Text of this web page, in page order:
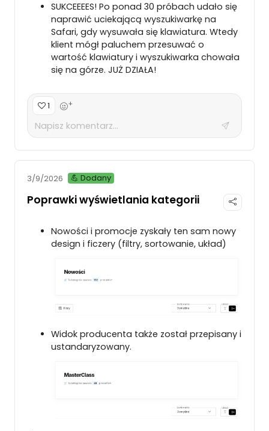
SUKCEEEES! Po ponad 30 próbach udało się
naprawić uciekającą wyszukiwarkę na
Safari, gdy wysuwała się klawiatura. Wtedy
klient mógł paluchem przesuwać o
wartość klawiatury i wyszukiwarka chowała
się na górze. JUŻ DZIAŁA!
1 +
3/9/2026 💪 Dodany
Poprawki wyświetlania kategorii
Nowości i promocje zyskały ten sam nowy
design i ficzery (filtry, sortowanie, układ)
Widok producenta także został przepisany i
ustandaryzowany.